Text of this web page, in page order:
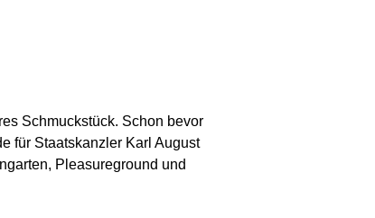
Schmuckstück. Schon bevor
für Staatskanzler Karl August
Pleasureground und